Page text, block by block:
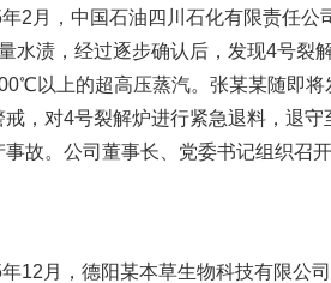
月，中国石油四川石化有限责任公
水渍，经过逐步确认后，发现4号裂
以上的超高压蒸汽。张某某随即
，对4号裂解炉进行紧急退料，退
故。公司董事长、党委书记组织召
月，德阳某本草生物科技有限公司